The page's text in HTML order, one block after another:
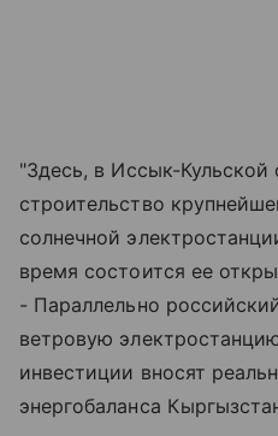
"Здесь, в Иссык-Кульской
строительство
солнечной
время состоится ее
- Параллельно
ветровую
инвестиции вносят
энергобаланса